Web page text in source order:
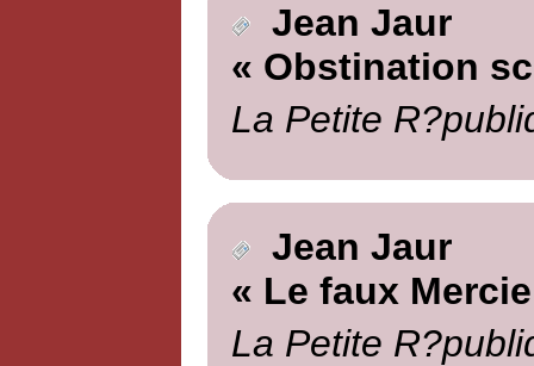
Jean Jaur
« Obstination
La Petite
Jean Jaur
« Le faux
La Petite